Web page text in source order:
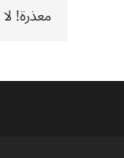
معذرة!